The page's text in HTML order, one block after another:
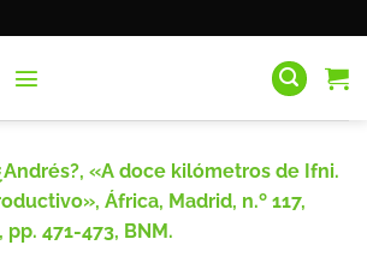
«A doce kilómetros de Ifni.
África, Madrid, n.º 117,
471-473, BNM.